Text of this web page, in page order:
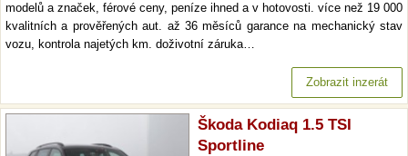
modelů a značek, férové ceny, peníze ihned a v hotovosti. více než 19 000
kvalitních a prověřených aut. až 36 měsíců garance na mechanický stav
vozu, kontrola najetých km. doživotní záruka…
Zobrazit inzerát
Škoda Kodiaq 1.5 TSI
Sportline